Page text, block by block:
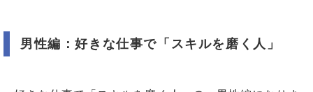
男性編：好きな仕事で「スキルを磨く人」